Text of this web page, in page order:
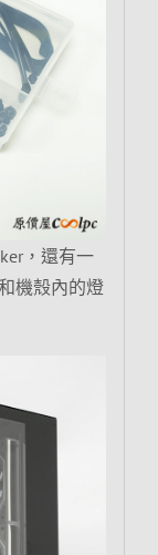
，還有一
機殼內的燈